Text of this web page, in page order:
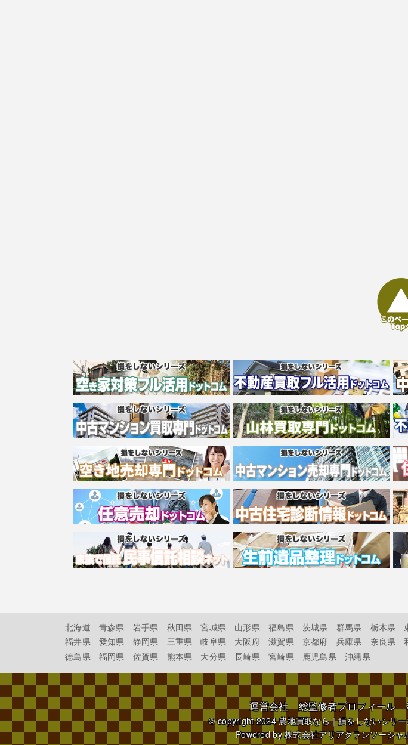
北海道 青森県 岩手県 秋田県 宮城県 山形県 福島県 茨城県 群馬県 栃木県
福井県
愛知県 静岡県 三重県 岐阜県 大阪府 滋賀県 京都府 兵庫県 奈良県
徳島県
福岡県 佐賀県 熊本県 大分県 長崎県 宮崎県 鹿児島県 沖縄県
運営会社 総監修者プロフィール
© copyright 2024農地買取なら｜損をしないシリ
Powered by株式会社アリアクランソーシャ